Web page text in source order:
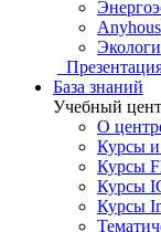
База знаний
Учебный
О
Курсы
Курсы
Курсы
Курсы